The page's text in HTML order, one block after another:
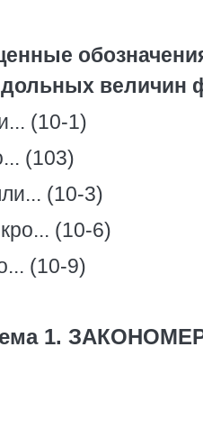
величин
(10-1)
(103)
(10-3)
(10-6)
(10-9)
1.